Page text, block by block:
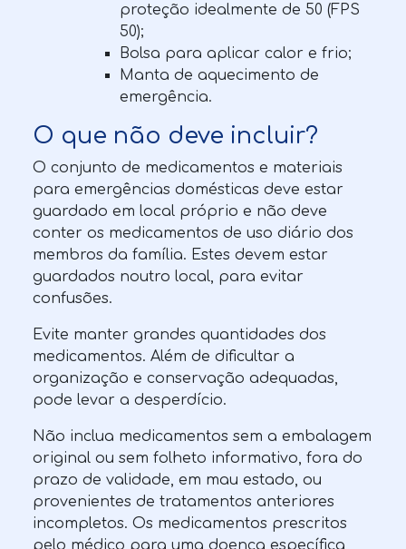
proteção idealmente de 50 (FPS
50);
Bolsa para aplicar calor e frio;
Manta de aquecimento de
emergência.
O que não deve incluir?
O conjunto de medicamentos e materiais
para emergências domésticas deve estar
guardado em local próprio e não deve
conter os medicamentos de uso diário dos
membros da família. Estes devem estar
guardados noutro local, para evitar
confusões.
Evite manter grandes quantidades dos
medicamentos. Além de dificultar a
organização e conservação adequadas,
pode levar a desperdício.
Não inclua medicamentos sem a embalagem
original ou sem folheto informativo, fora do
prazo de validade, em mau estado, ou
provenientes de tratamentos anteriores
incompletos. Os medicamentos prescritos
pelo médico para uma doença específica